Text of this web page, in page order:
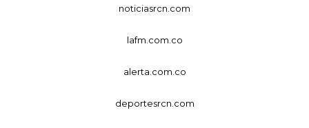
noticiasrcn.com
lafm.com.co
alerta.com.co
deportesrcn.com